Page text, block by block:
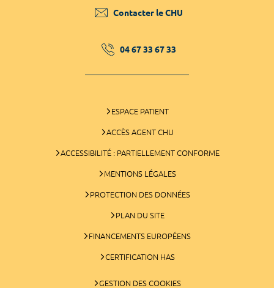
Contacter le CHU
04 67 33 67 33
ESPACE PATIENT
ACCÈS AGENT CHU
ACCESSIBILITÉ : PARTIELLEMENT CONFORME
MENTIONS LÉGALES
PROTECTION DES DONNÉES
PLAN DU SITE
FINANCEMENTS EUROPÉENS
CERTIFICATION HAS
GESTION DES COOKIES